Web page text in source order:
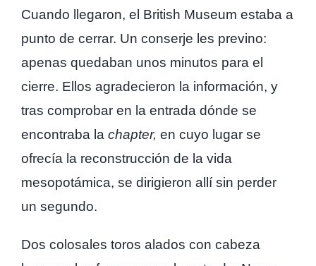
Cuando llegaron, el British Museum estaba a
punto de cerrar. Un conserje les previno:
apenas quedaban unos minutos para el
cierre. Ellos agradecieron la información, y
tras comprobar en la entrada dónde se
encontraba la chapter, en cuyo lugar se
ofrecía la reconstrucción de la vida
mesopotámica, se dirigieron allí sin perder
un segundo.
Dos colosales toros alados con cabeza